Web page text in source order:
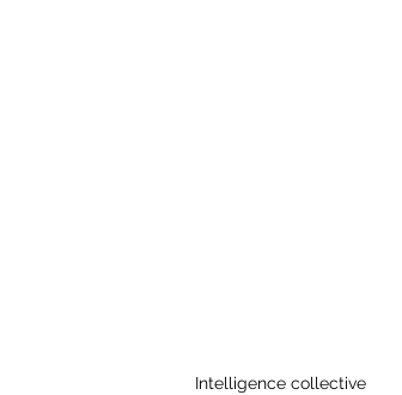
Intelligence collective